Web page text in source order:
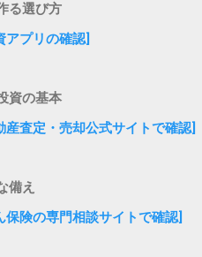
る選び方
アプリの確認]
資の基本
産査定・売却公式サイトで確認]
備え
保険の専門相談サイトで確認]